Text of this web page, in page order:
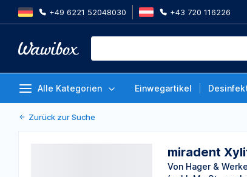
+49 6221 52048030 +43 720 116226
Alle Kategorien Einwegartikel
miradent Xylitol Chewing
Zurück zur Suche
miradent
Von Hager &